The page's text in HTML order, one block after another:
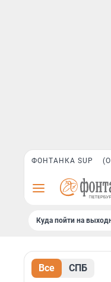
ФОНТАНКА SUP
Куда пойти на
Все СПБ